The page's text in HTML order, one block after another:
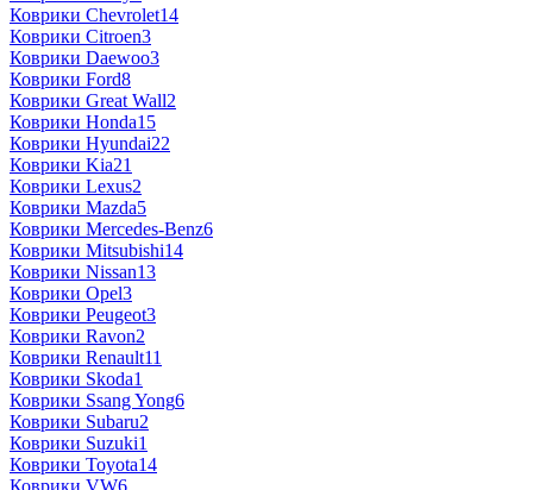
Коврики Chevrolet14
Коврики Citroen3
Коврики Daewoo3
Коврики Ford8
Коврики Great Wall2
Коврики Honda15
Коврики Hyundai22
Коврики Kia21
Коврики Lexus2
Коврики Mazda5
Коврики Mercedes-Benz6
Коврики Mitsubishi14
Коврики Nissan13
Коврики Opel3
Коврики Peugeot3
Коврики Ravon2
Коврики Renault11
Коврики Skoda1
Коврики Ssang Yong6
Коврики Subaru2
Коврики Suzuki1
Коврики Toyota14
Коврики VW6